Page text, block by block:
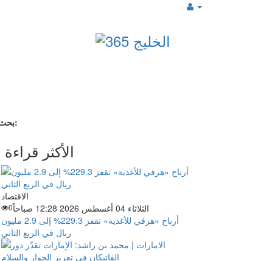
بحث سريع:
الأكثر قراءة
الاقتصاد
الثلاثاء 04 أغسطس 2026 12:28 صباحاً
0
أرباح «هرفي للأغذية» تقفز 229.3% إلى 2.9 مليون
ريال في الربع الثاني